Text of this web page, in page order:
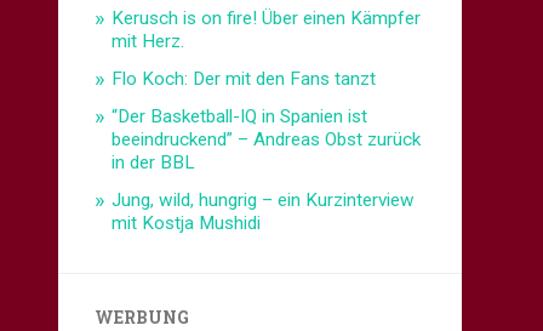
Kerusch is on fire! Über einen Kämpfer
mit Herz.
Flo Koch: Der mit den Fans tanzt
“Der Basketball-IQ in Spanien ist
beeindruckend” – Andreas Obst zurück
in der BBL
Jung, wild, hungrig – ein Kurzinterview
mit Kostja Mushidi
WERBUNG